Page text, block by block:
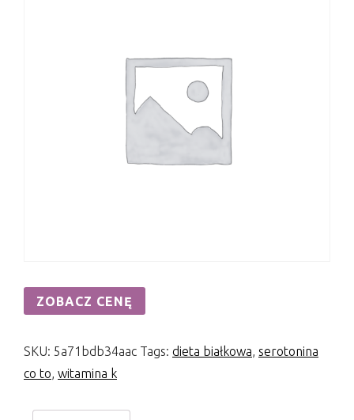
ZOBACZ CENĘ
SKU: 5a71bdb34aac Tags: dieta białkowa, serotonina
co to, witamina k